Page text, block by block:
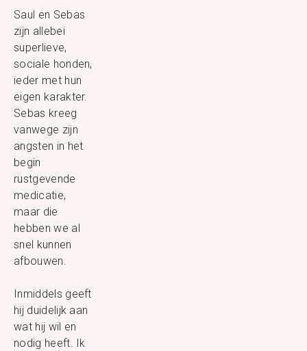
Saul en Sebas
zijn allebei
superlieve,
sociale honden,
ieder met hun
eigen karakter.
Sebas kreeg
vanwege zijn
angsten in het
begin
rustgevende
medicatie,
maar die
hebben we al
snel kunnen
afbouwen.
Inmiddels geeft
hij duidelijk aan
wat hij wil en
nodig heeft. Ik